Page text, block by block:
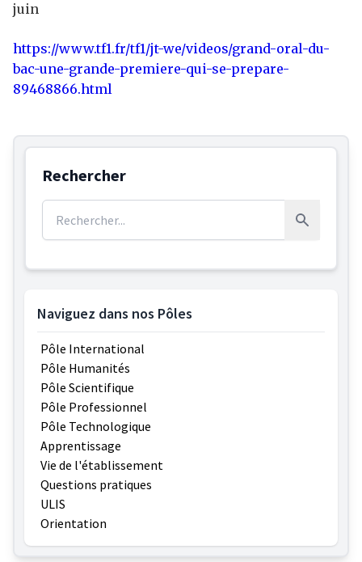
juin
https://www.tf1.fr/tf1/jt-we/videos/grand-oral-du-
bac-une-grande-premiere-qui-se-prepare-
89468866.html
Rechercher
Rechercher
Naviguez dans nos Pôles
Pôle International
Pôle Humanités
Pôle Scientifique
Pôle Professionnel
Pôle Technologique
Apprentissage
Vie de l'établissement
Questions pratiques
ULIS
Orientation